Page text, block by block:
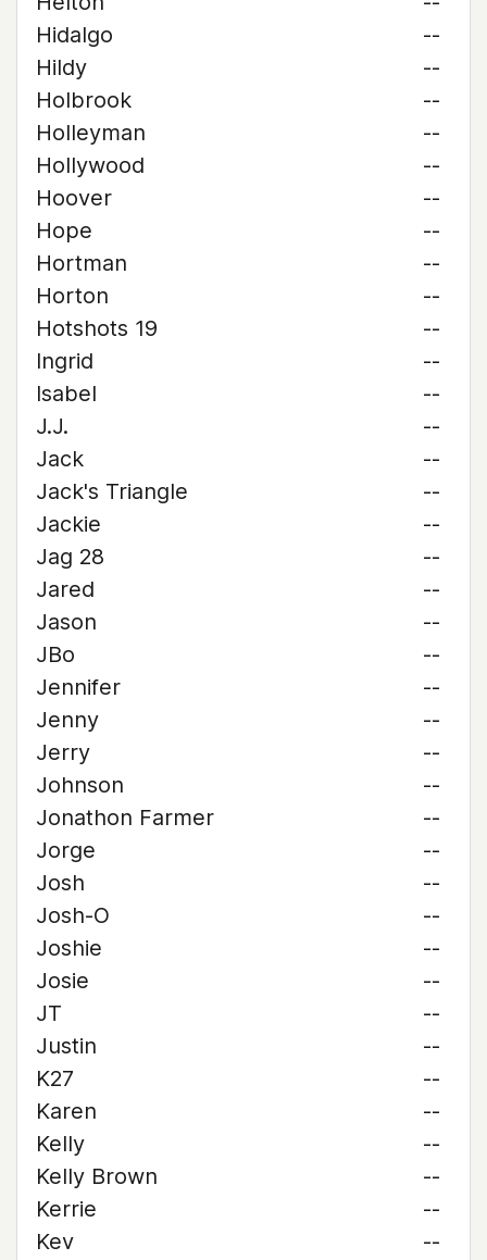
Hidalgo
--
Hildy
--
Holbrook
--
Holleyman
--
Hollywood
--
Hoover
--
Hope
--
Hortman
--
Horton
--
Hotshots 19
--
Ingrid
--
Isabel
--
J.J.
--
Jack
--
Jack's Triangle
--
Jackie
--
Jag 28
--
Jared
--
Jason
--
JBo
--
Jennifer
--
Jenny
--
Jerry
--
Johnson
--
Jonathon Farmer
--
Jorge
--
Josh
--
Josh-O
--
Joshie
--
Josie
--
JT
--
Justin
--
K27
--
Karen
--
Kelly
--
Kelly Brown
--
Kerrie
--
Kev
--